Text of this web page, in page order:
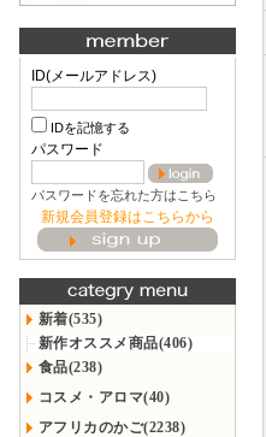
ID(メールアドレス)
IDを記憶する
パスワード
パスワードを忘れた方はこちら
新規会員登録はこちらから
新着(535)
新作オススメ商品(406)
食品(238)
コスメ・アロマ(40)
アフリカのかご(2238)